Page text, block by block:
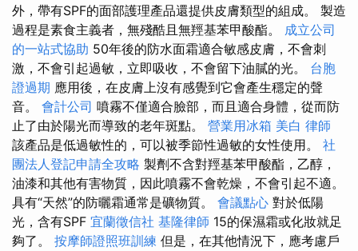
外，帶有SPF的面部護理產品還提供皮膚類型的組成。 製造
過程是素食主義者，無殘酷且無羥基苯甲酸酯。 成立公司
的一站式協助 50年後的防水面霜適合敏感皮膚，不會刺
激，不會引起過敏，立即吸收，不會留下油膩的光。 台胞
證過期 應用後，在皮膚上沒有感覺到它會產生穩定的聲
音。 會計公司 噴霧不僅適合臉部，而且適合身體，從而防
止了由於陽光而導致的老年斑點。 營業用冰箱 美白 律師
該產品是低過敏性的，可以被季節性過敏的女性使用。 社
團法人登記申請全攻略 製劑不含對羥基苯甲酸酯，乙醇，
油漆和其他有害物質，因此噴霧不會乾燥，不會引起不適。
具有“天然”的防曬霜通常是礦物質。 會議點心 對於低陽
光，含有SPF 宜蘭徵信社 基隆律師 15的保濕霜或化妝就足
夠了。 按摩師證照班訓練 但是，在其他情況下，應考慮戶